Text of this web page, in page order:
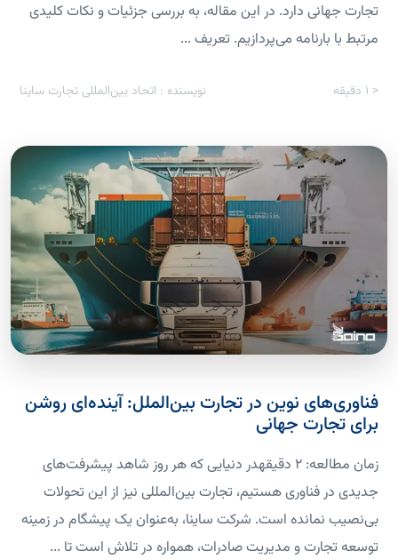
تجارت جهانی دارد. در این مقاله، به بررسی جزئیات و نکات کلیدی
مرتبط با بارنامه می‌پردازیم. تعریف ...
< 1 دقیقه نویسنده : اتحاد بین‌المللی تجارت ساینا
فناوری‌های نوین در تجارت بین‌الملل: آینده‌ای روشن
برای تجارت جهانی
زمان مطالعه: 2 دقیقهدر دنیایی که هر روز شاهد پیشرفت‌های
جدیدی در فناوری هستیم، تجارت بین‌المللی نیز از این تحولات
بی‌نصیب نمانده است. شرکت ساینا، به‌عنوان یک پیشگام در زمینه
توسعه تجارت و مدیریت صادرات، همواره در تلاش است تا ...